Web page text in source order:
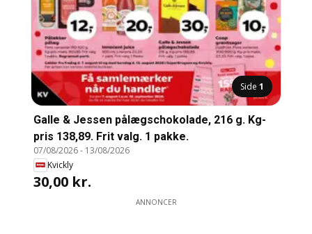
Side 1
Galle & Jessen pålægschokolade, 216 g. Kg-
pris 138,89. Frit valg. 1 pakke.
07/08/2026- 13/08/2026
Kvickly
30,00 kr.
ANNONCER